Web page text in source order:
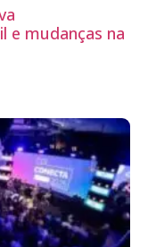
e mudanças na